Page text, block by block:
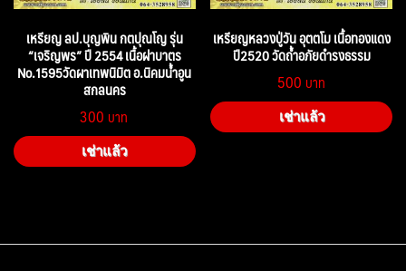
เหรียญ ลป.บุญพิน กตปุณโญ รุ่น
“เจริญพร” ปี 2554 เนื้อฝาบาตร
No.1595วัดผาเทพนิมิต อ.นิคมน้ำอูน
สกลนคร
300
เช่าแล้ว
เหรียญหลวงปู่วัน อุตตโม เนื้อทองแดง
ปี2520 วัดถ้ำอภัยดำรงธรรม
500
เช่าแล้ว